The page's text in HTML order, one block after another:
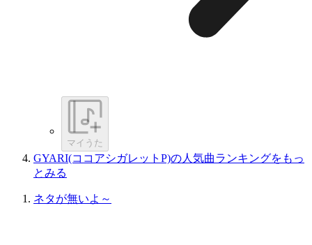
マイうた
GYARI(ココアシガレットP)の人気曲ランキングをもっ
とみる
ネタが無いよ～